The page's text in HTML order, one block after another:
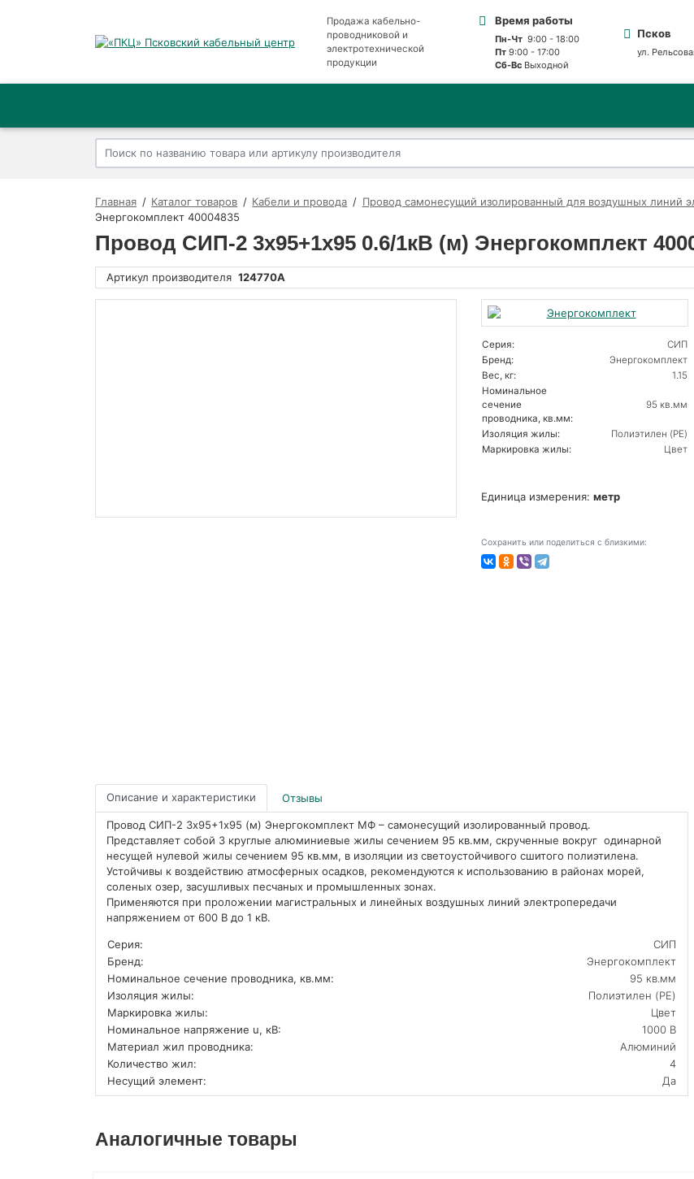
Продажа кабельно-
проводниковой и
электротехнической
продукции
Время работы
Пн-Чт9:00 - 18:00
Пт9:00 - 17:00
Сб-ВсВыходной
Псков
ул.
Главная Каталог товаров Кабели и провода Провод самонесущий изолированный для воздушных линий
Энергокомплект 40004835
Провод СИП-2 3х95+1х95 0.6/1кВ (м) Энергокомплект
Артикул производителя 124770А
Серия:
СИП
Бренд:
Энергокомплект
Вес, кг:
1.15
Номинальное
сечение
проводника, кв.мм:
95 кв.мм
Изоляция жилы:
Полиэтилен (PE)
Маркировка жилы:
Цвет
Единица измерения: метр
Сохранить или поделиться с близкими:
Описание и характеристики Отзывы
Провод СИП-2 3х95+1х95 (м) Энергокомплект МФ – самонесущий изолированный провод.
Представляет собой 3 круглые алюминиевые жилы сечением 95 кв.мм, скрученные вокруг одинарной
несущей нулевой жилы сечением 95 кв.мм, в изоляции из светоустойчивого сшитого полиэтилена.
Устойчивы к воздействию атмосферных осадков, рекомендуются к использованию в районах морей,
соленых озер, засушливых песчаных и промышленных зонах.
Применяются при проложении магистральных и линейных воздушных линий электропередачи
напряжением от 600 В до 1 кВ.
Серия:
СИП
Бренд:
Энергокомплект
Номинальное сечение проводника, кв.мм:
95 кв.мм
Изоляция жилы:
Полиэтилен (PE)
Маркировка жилы:
Цвет
Номинальное напряжение u, кВ:
1000 В
Материал жил проводника:
Алюминий
Количество жил:
4
Несущий элемент:
Да
Аналогичные товары